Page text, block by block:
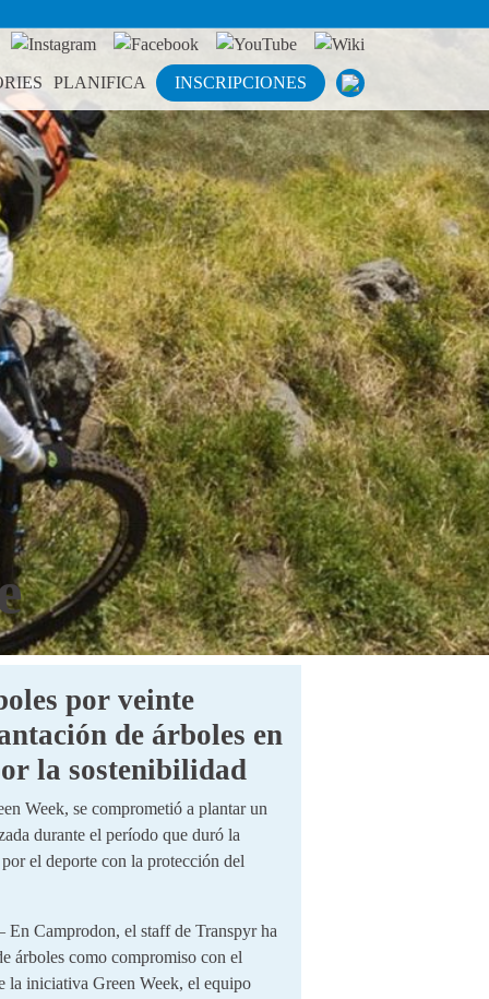
PLANIFICA INSCRIPCIONES
por veinte
de árboles en
la sostenibilidad
Week, se comprometió a plantar un
durante el período que duró la
el deporte con la protección del
En Camprodon, el staff de Transpyr ha
árboles como compromiso con el
la iniciativa Green Week, el equipo